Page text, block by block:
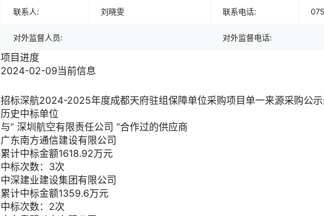
联系人: 刘晓雯 联系电话:
对外监督人员: 对外监督电话:
项目进度
2024-02-09当前信息
招标深航2024-2025年度成都天府驻组保障单位采购项目单一来源采购公
历史中标单位
与“ 深圳航空有限责任公司 ”合作过的供应商
广东南方通信建设有限公司
累计中标金额1618.92万元
中标次数：3次
中深建业建设集团有限公司
累计中标金额1359.6万元
中标次数：2次